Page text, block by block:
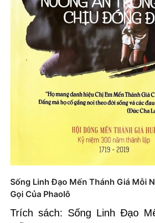
Sống Linh Đạo Mến Thánh Giá Mỗi
Gọi Của Phaolô
Trích sách: Sống Linh Đạo